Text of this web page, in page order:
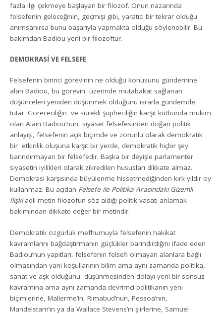
fazla ilgi çekmeye başlayan bir filozof. Onun nazarında
felsefenin geleceğinin, geçmişi gibi, yaratıcı bir tekrar olduğu
anımsanırsa bunu başarıyla yapmakta olduğu söylenebilir. Bu
bakımdan Badiou yeni bir filozoftur.
DEMOKRASİ VE FELSEFE
Felsefenin birinci görevinin ne olduğu konusunu gündemine
alan Badiou, bu görevin üzerinde mutabakat sağlanan
düşünceleri yeniden düşünmek olduğunu ısrarla gündemde
tutar. Görececiliğin ve sürekli şüpheciliğin karşıt kutbunda mukim
olan Alain Badiou’nun, siyaset felsefesinden doğan politik
anlayışı, felsefenin açık biçimde ve zorunlu olarak demokratik
bir etkinlik oluşuna karşıt bir yerde, demokratik hiçbir şey
barındırmayan bir felsefedir. Başka bir deyişle parlamenter
siyasetin iyilikleri olarak zikredilen hususları dikkate almaz.
Demokrasi karşısında büyülenme hissetmediğinden kırk yıldır oy
kullanmaz. Bu açıdan Felsefe ile Politika Arasındaki Gizemli
İlişkiadlı metin filozofun söz aldığı politik vasatı anlamak
bakımından dikkate değer bir metindir.
Demokratik özgürlük mefhumuyla felsefenin hakikat
kavramlarını bağdaştırmanın güçlükler barındırdığını ifade eden
Badiou’nun yapıtları, felsefenin felsefi olmayan alanlara bağlı
olmasından yani koşullarının bilim ama aynı zamanda politika,
sanat ve aşk olduğunu düşünmesinden dolayı yeni bir sonsuz
kavramına ama aynı zamanda devrimci politikanın yeni
biçimlerine, Mallerme’in, Rimabud’nun, Pessoa’nın,
Mandelstam’ın ya da Wallace Stevens’ın şiirlerine, Samuel